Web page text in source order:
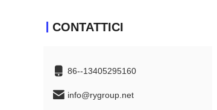
CONTATTICI
86--13405295160
info@rygroup.net